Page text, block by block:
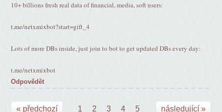
10+ billions fresh real data of financial, media, soft users:
t.me/netxmixbot?start=gift_4
Lots of more DBs inside, just join to bot to get updated DBs every day:
t.me/netxmixbot
Odpovědět
« předchozí 1 2 3 4 5 následující »